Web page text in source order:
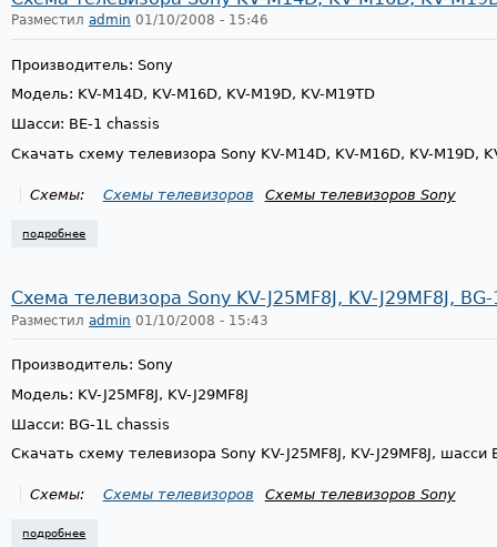
Разместил admin 01/10/2008 - 15:46
Производитель: Sony
Модель: KV-M14D, KV-M16D, KV-M19D, KV-M19TD
Шасси: BE-1 chassis
Скачать схему телевизора Sony KV-M14D, KV-M16D, KV-M19D,
Схемы: Схемы телевизоров Схемы телевизоров Sony
подробнее
Схема телевизора Sony KV-J25MF8J, KV-J29MF8J,
Разместил admin 01/10/2008 - 15:43
Производитель: Sony
Модель: KV-J25MF8J, KV-J29MF8J
Шасси: BG-1L chassis
Скачать схему телевизора Sony KV-J25MF8J, KV-J29MF8J, шасси
Схемы: Схемы телевизоров Схемы телевизоров Sony
подробнее